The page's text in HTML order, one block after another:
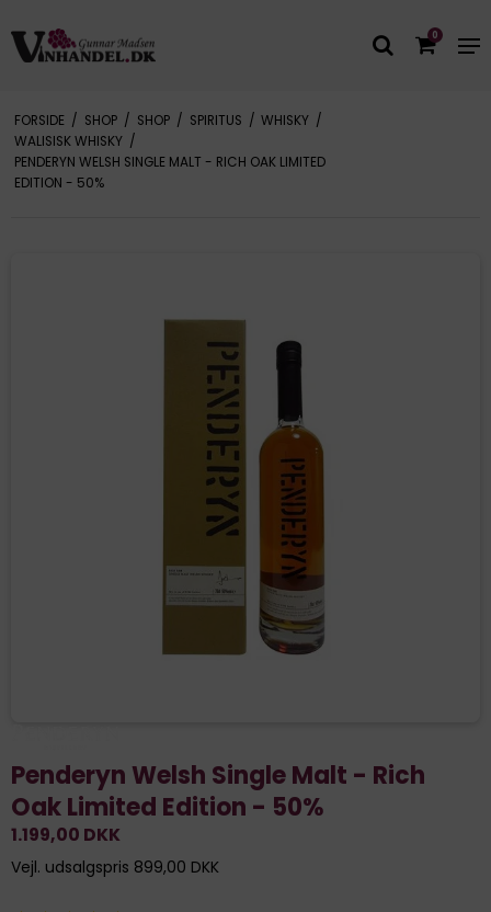
0
FORSIDE / SHOP / SHOP / SPIRITUS / WHISKY /
WALISISK WHISKY /
PENDERYN WELSH SINGLE MALT - RICH OAK LIMITED
EDITION - 50%
Penderyn Welsh Single Malt - Rich
Oak Limited Edition - 50%
1.199,00 DKK
Vejl. udsalgspris 899,00 DKK